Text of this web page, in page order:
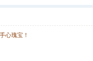
心瑰宝！